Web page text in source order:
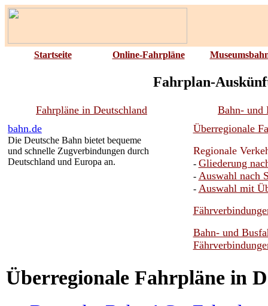
Startseite Online-Fahrpläne
Fahrplan-
Fahrpläne in Deutschland
Bahn- und
bahn.de
Die Deutsche Bahn bietet bequeme
und schnelle Zugverbindungen durch
Deutschland und Europa an.
Überregionale
Regionale
- Gliederung
- Auswahl nach
- Auswahl mit
Bahn- und
Überregionale Fahrpläne in